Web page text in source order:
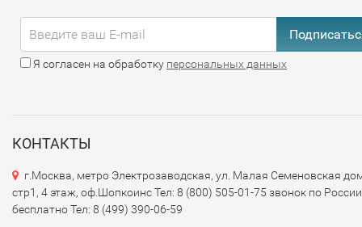
Номиналы: В настоящее время в обращении находятся
банкноты следующих номиналов: 200, 500, 1000, 2000,
изображения известных анголийцев, исторических
достопримечательности и традиционные элементы.
Например, на банкноте в 5000 куанз изображены важные
культурные символы и сценки из анголийской жизни.
Я согласен на обработку персональных данных
КОНТАКТЫ
г.Москва, метро Электрозаводская, ул. Малая Семеновская
стр1, 4 этаж, оф.Шопкоинс Тел: 8 (800) 505-01-75 звонок по России
бесплатно Тел: 8 (499) 390-06-59